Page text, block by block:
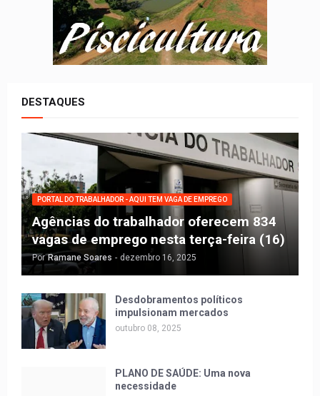
DESTAQUES
PORTAL DO TRABALHADOR - AQUI TEM VAGA DE EMPREGO
Agências do trabalhador oferecem 834
vagas de emprego nesta terça-feira (16)
Por Ramane Soares - dezembro 16, 2025
Desdobramentos políticos
impulsionam mercados
outubro 08, 2025
PLANO DE SAÚDE: Uma nova
necessidade